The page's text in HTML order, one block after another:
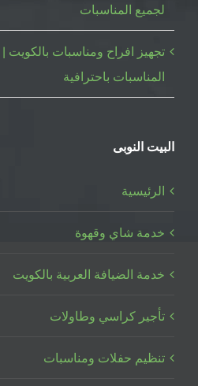
لجميع المناسبات
تجهيز افراح ومناسبات بالكويت
المناسبات باحترافية
البيت النوبى
الرئيسية
خدمة شاي وقهوة
خدمة الضيافة العربية بالكويت
تأجير كراسي وطاولات
تنظيم حفلات ومناسبات